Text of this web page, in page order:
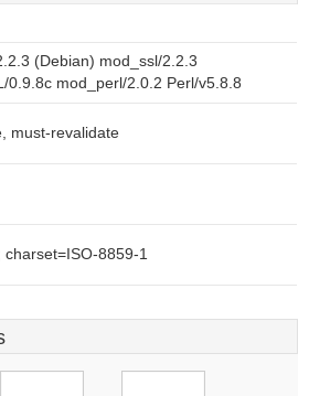
(Debian) mod_ssl/2.2.3
0.9.8c mod_perl/2.0.2 Perl/v5.8.8
must-revalidate
charset=ISO-8859-1